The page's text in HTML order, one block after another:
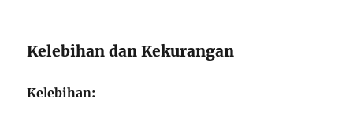
Kelebihan dan Kekurangan
Kelebihan: